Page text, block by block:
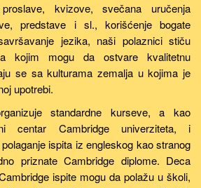
kvizove, svečana uručenja
predstave i sl., korišćenje bogate
jezika, naši polaznici stiču
kojim mogu da ostvare kvalitetnu
se sa kulturama zemalja u kojima je
upotrebi.
standardne kurseve, a kao
centar Cambridge univerziteta, i
ispita iz engleskog kao stranog
priznate Cambridge diplome. Deca
ispite mogu da polažu u školi,